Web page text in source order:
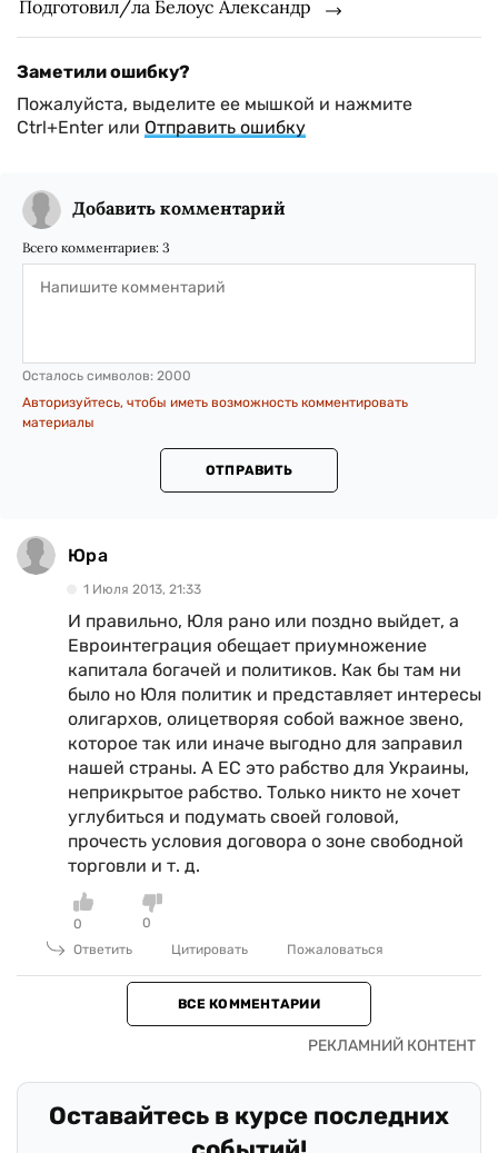
Подготовил/ла Белоус Александр
Заметили ошибку?
Пожалуйста, выделите ее мышкой и нажмите
Ctrl+Enter или Отправить ошибку
Добавить комментарий
Всего комментариев: 3
Осталось символов: 2000
Авторизуйтесь, чтобы иметь возможность комментировать
материалы
ОТПРАВИТЬ
Юра
1 Июля 2013, 21:33
И правильно, Юля рано или поздно выйдет, а
Евроинтеграция обещает приумножение
капитала богачей и политиков. Как бы там ни
было но Юля политик и представляет интересы
олигархов, олицетворяя собой важное звено,
которое так или иначе выгодно для заправил
нашей страны. А ЕС это рабство для Украины,
неприкрытое рабство. Только никто не хочет
углубиться и подумать своей головой,
прочесть условия договора о зоне свободной
торговли и т. д.
0
0
Ответить
Цитировать Пожаловаться
ВСЕ КОММЕНТАРИИ
Оставайтесь в курсе последних